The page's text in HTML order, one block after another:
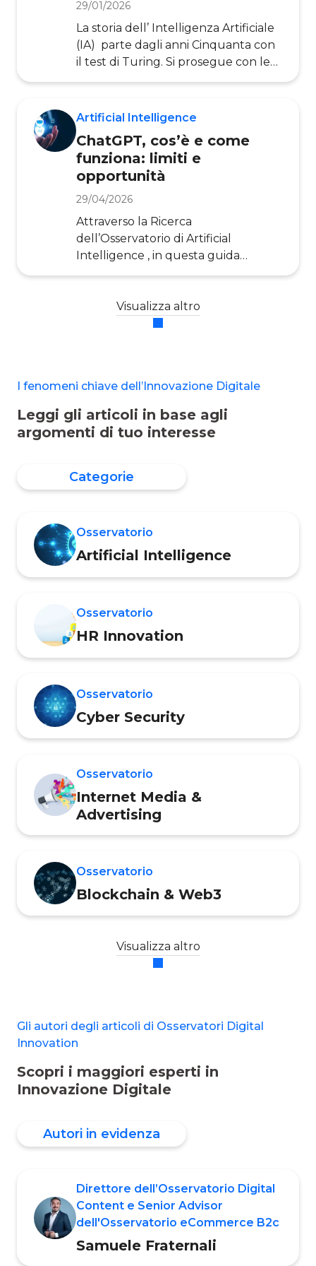
caratteristiche di una rete
informatica di nodi (ossia computer
della rete aventi una copia del
registro Blockchain) e&n
29/01/2026
La storia dell’ Intelligenza Artificiale
(IA) parte dagli anni Cinquanta con
il test di Turing. Si prosegue con le
prime teorie di reti neurali, di IA
applicazioni industriali degli anni
in cui l’Intelligenza Artificiale è ormai
al centro delle scelte tecnologiche
di imprese e governi, nonché parte
della vita quotidiana di tutti noi.
Aiutati dall’Osservatorio Artificia
Artificial Intelligence
ChatGPT, cos’è e come
funziona: limiti e
opportunità
29/04/2026
Attraverso la Ricerca
dell’Osservatorio di Artificial
Intelligence , in questa guida
nel dettaglio, vediamo
è un prototipo di chatbot basato
sull’Intelligenza Artificiale, o Artificial
Intelligence (AI), in grado di fornire
risposte agli input, ossia ai quesiti,
Visualizza altro
I fenomeni chiave dell’Innovazione Digitale
Leggi gli articoli in base agli
argomenti di tuo interesse
Categorie
Osservatorio
Artificial Intelligence
Osservatorio
HR Innovation
Osservatorio
Cyber Security
Osservatorio
Internet Media &
Advertising
Osservatorio
Blockchain & Web3
Visualizza altro
Gli autori degli articoli di Osservatori Digital
Innovation
Scopri i maggiori esperti in
Innovazione Digitale
Autori in evidenza
Direttore dell’Osservatorio Digital
Content e Senior Advisor
dell'Osservatorio eCommerce B2c
Samuele Fraternali